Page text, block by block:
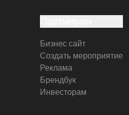
Бизнес сайт
Создать мероприятие
Реклама
Брендбук
Инвесторам